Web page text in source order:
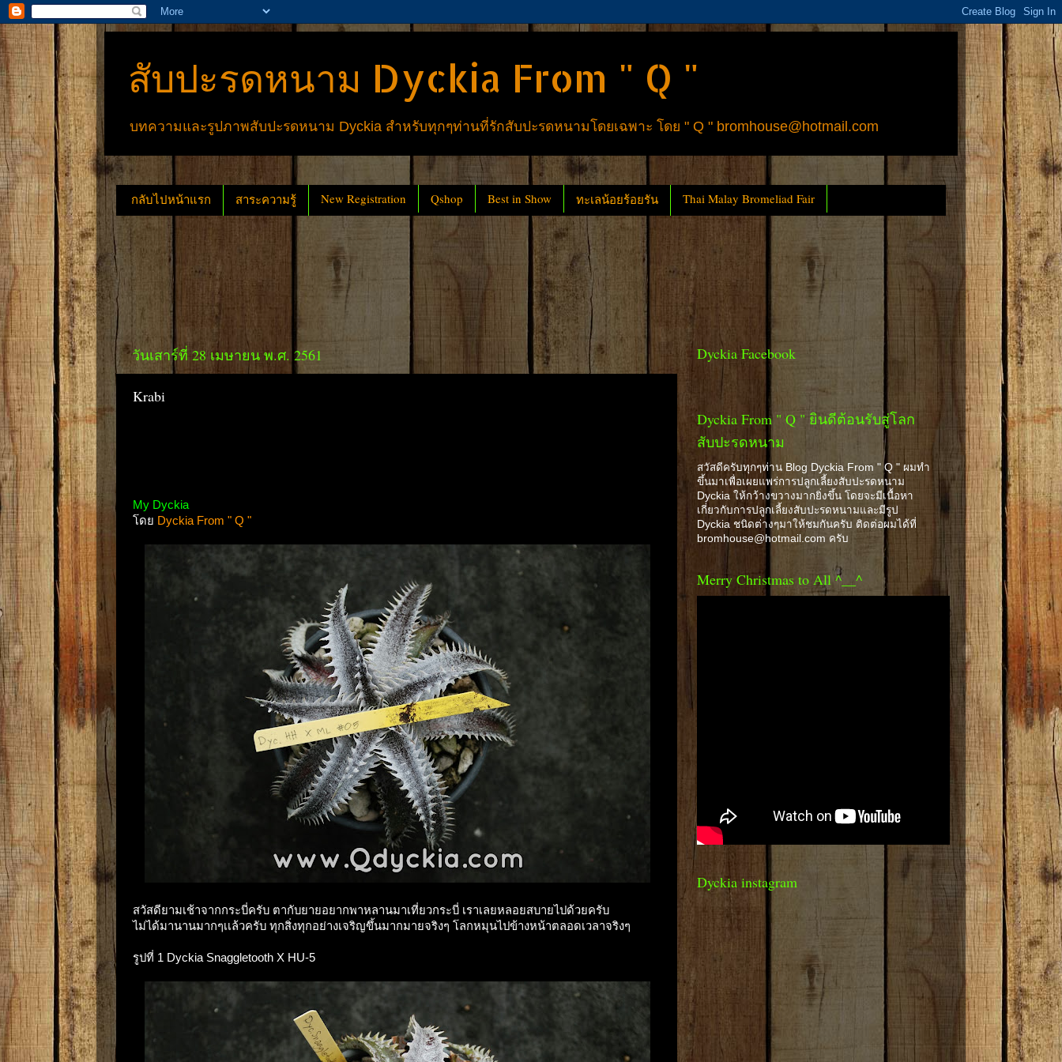
สับปะรดหนาม Dyckia From " Q "
บทความและรูปภาพสับปะรดหนาม Dyckia สำหรับทุกๆท่านที่รักสับปะรดหนามโดยเฉพาะ โดย " Q " bromhouse@hotmail.com
กลับไปหน้าแรก สาระความรู้ New Registration Qshop Best in Show ทะเลน้อยร้อยรัน Thai Malay Bromeliad Fair
วันเสาร์ที่ 28 เมษายน พ.ศ. 2561
Krabi
My Dyckia
โดย Dyckia From " Q "
สวัสดียามเช้าจากกระบี่ครับ ตากับยายอยากพาหลานมาเที่ยวกระบี่ เราเลยหลอยสบายไปด้วยครับ
ไม่ได้มานานมากๆเเล้วครับ ทุกสิ่งทุกอย่างเจริญขึ้นมากมายจริงๆ โลกหมุนไปข้างหน้าตลอดเวลาจริงๆ
รูปที่ 1 Dyckia Snaggletooth X HU-5
Dyckia Facebook
Dyckia From " Q " ยินดีต้อนรับสู่โลก
สับปะรดหนาม
สวัสดีครับทุกๆท่าน Blog Dyckia From " Q " ผมทำ
ขึ้นมาเพื่อเผยแพร่การปลูกเลี้ยงสับปะรดหนาม
Dyckia ให้กว้างขวางมากยิ่งขึ้น โดยจะมีเนื้อหา
เกี่ยวกับการปลูกเลี้ยงสับปะรดหนามและมีรูป
Dyckia ชนิดต่างๆมาให้ชมกันครับ ติดต่อผมได้ที่
bromhouse@hotmail.com ครับ
Merry Christmas to All ^__^
Dyckia instagram